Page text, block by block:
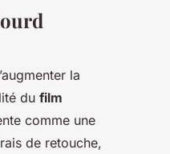
la
du film
comme une
de retouche,